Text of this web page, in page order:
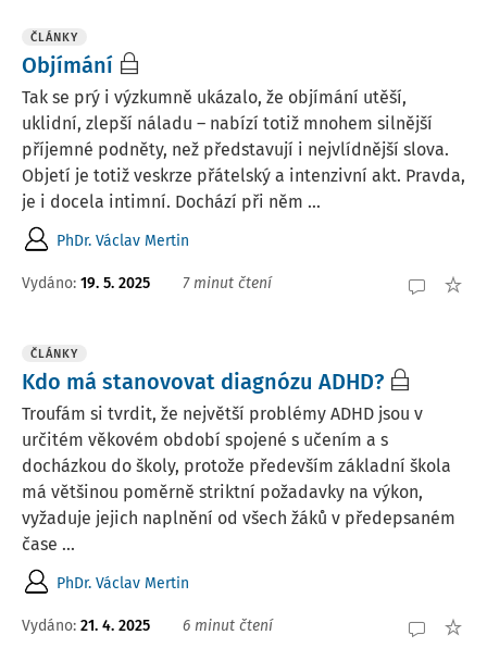
ČLÁNKY
Objímání
Tak se prý i výzkumně ukázalo, že objímání utěší,
uklidní, zlepší náladu – nabízí totiž mnohem silnější
příjemné podněty, než představují i nejvlídnější slova.
Objetí je totiž veskrze přátelský a intenzivní akt. Pravda,
je i docela intimní. Dochází při něm ...
PhDr. Václav Mertin
Vydáno: 19. 5. 2025 7 minut čtení
ČLÁNKY
Kdo má stanovovat diagnózu ADHD?
Troufám si tvrdit, že největší problémy ADHD jsou v
určitém věkovém období spojené s učením a s
docházkou do školy, protože především základní škola
má většinou poměrně striktní požadavky na výkon,
vyžaduje jejich naplnění od všech žáků v předepsaném
čase ...
PhDr. Václav Mertin
Vydáno: 21. 4. 2025 6 minut čtení